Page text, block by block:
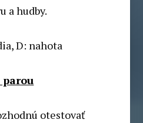
a hudby.
D: nahota
parou
otestovať